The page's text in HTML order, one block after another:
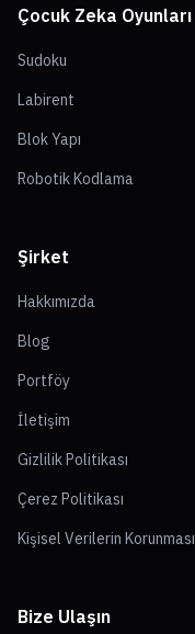
Çocuk Zeka Oyunları
Sudoku
Labirent
Blok Yapı
Robotik Kodlama
Şirket
Hakkımızda
Blog
Portföy
İletişim
Gizlilik Politikası
Çerez Politikası
Kişisel Verilerin Korunması
Bize Ulaşın